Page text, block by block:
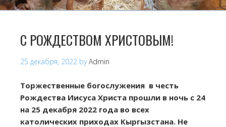
С РОЖДЕСТВОМ ХРИСТОВЫМ!
25 декабря, 2022 byAdmin
Торжественные богослужения в честь
Рождества Иисуса Христа прошли в ночь с 24
на 25 декабря 2022 года во всех
католических приходах Кыргызстана. Не